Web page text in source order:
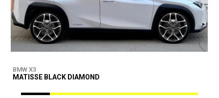
BMW X3
MATISSE BLACK DIAMOND